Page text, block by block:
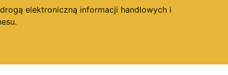
elektroniczną informacji handlowych i